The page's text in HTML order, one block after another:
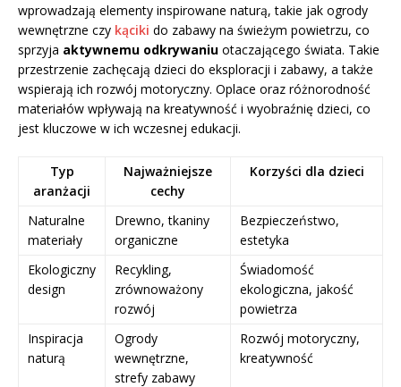
wprowadzają elementy inspirowane naturą, takie jak ogrody
wewnętrzne czy kąciki do zabawy na świeżym powietrzu, co
sprzyja aktywnemu odkrywaniu otaczającego świata. Takie
przestrzenie zachęcają dzieci do eksploracji i zabawy, a także
wspierają ich rozwój motoryczny. Oplace oraz różnorodność
materiałów wpływają na kreatywność i wyobraźnię dzieci, co
jest kluczowe w ich wczesnej edukacji.
Typ
aranżacji
Najważniejsze
cechy
Korzyści dla dzieci
Naturalne
materiały
Drewno, tkaniny
organiczne
Bezpieczeństwo,
estetyka
Ekologiczny
design
Recykling,
zrównoważony
rozwój
Świadomość
ekologiczna, jakość
powietrza
Inspiracja
naturą
Ogrody
wewnętrzne,
strefy zabawy
Rozwój motoryczny,
kreatywność